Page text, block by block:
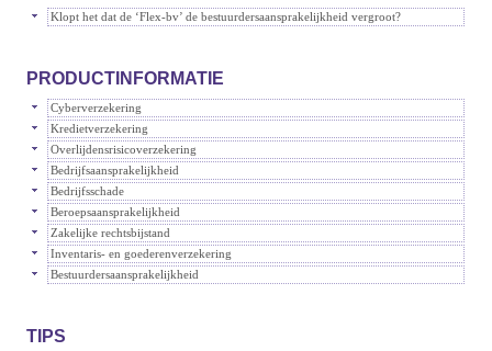
Klopt het dat de ‘Flex-bv’ de bestuurdersaansprakelijkheid vergroot?
PRODUCTINFORMATIE
Cyberverzekering
Kredietverzekering
Overlijdensrisicoverzekering
Bedrijfsaansprakelijkheid
Bedrijfsschade
Beroepsaansprakelijkheid
Zakelijke rechtsbijstand
Inventaris- en goederenverzekering
Bestuurdersaansprakelijkheid
TIPS